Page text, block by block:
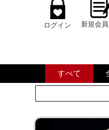
ログイン 新規会
すべて